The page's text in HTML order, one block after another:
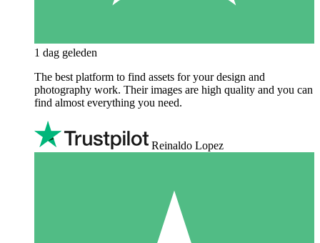
1 dag geleden
The best platform to find assets for your design and
photography work. Their images are high quality and you can
find almost everything you need.
Reinaldo Lopez